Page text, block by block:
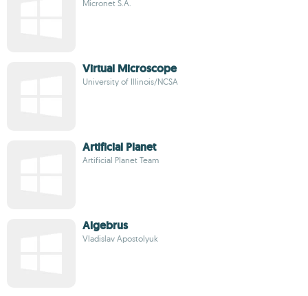
Micronet S.A.
Virtual Microscope
University of Illinois/NCSA
Artificial Planet
Artificial Planet Team
Algebrus
Vladislav Apostolyuk